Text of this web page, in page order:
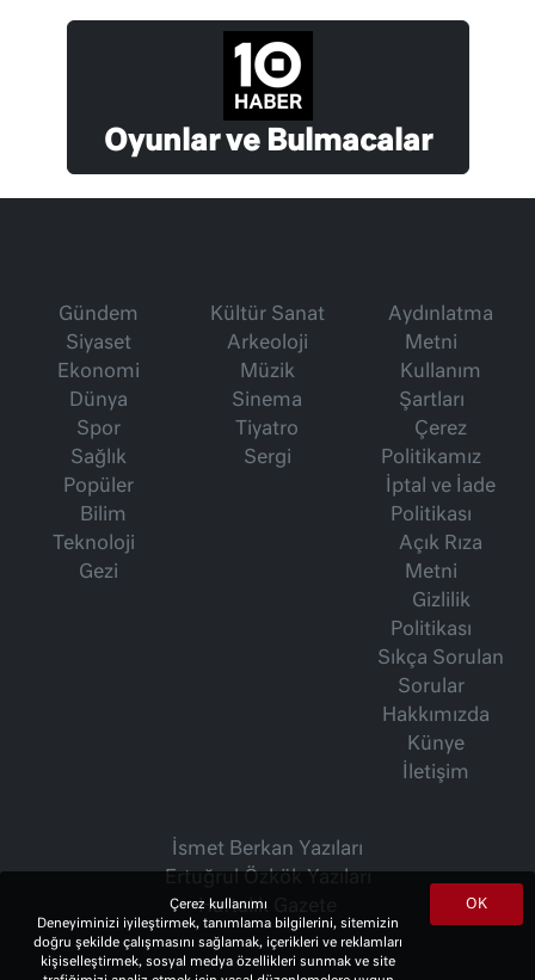
Oyunlar ve Bulmacalar
Gündem
Siyaset
Ekonomi
Dünya
Spor
Sağlık
Popüler
Bilim
Teknoloji
Gezi
Kültür Sanat
Arkeoloji
Müzik
Sinema
Tiyatro
Sergi
Aydınlatma
Metni
Kullanım
Şartları
Çerez
Politikamız
İptal ve İade
Politikası
Açık Rıza
Metni
Gizlilik
Politikası
Sıkça Sorulan
Sorular
Hakkımızda
Künye
İletişim
İsmet Berkan Yazıları
Haftalık Gazete
OK
Çerez kullanımı
Deneyiminizi iyileştirmek, tanımlama bilgilerini, sitemizin
doğru şekilde çalışmasını sağlamak, içerikleri ve reklamları
kişiselleştirmek, sosyal medya özellikleri sunmak ve site